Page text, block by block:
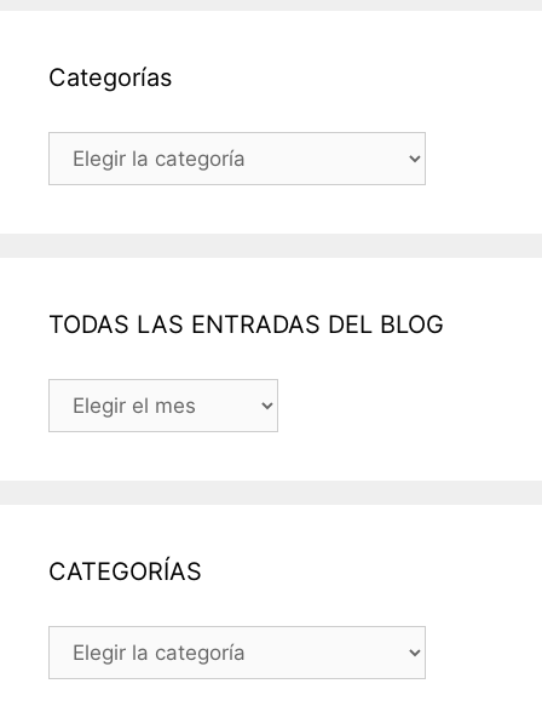
Categorías
Categorías
TODAS LAS ENTRADAS DEL BLOG
TODAS
CATEGORÍAS
CATEGORÍAS